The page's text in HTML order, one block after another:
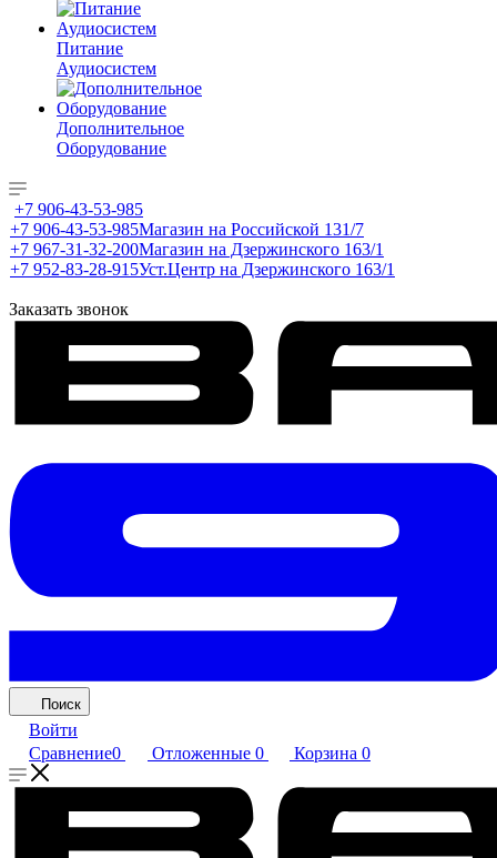
Питание
Аудиосистем
Дополнительное
Оборудование
+7 906-43-53-985
+7 906-43-53-985Магазин на Российской 131/7
+7 967-31-32-200Магазин на Дзержинского 163/1
+7 952-83-28-915Уст.Центр на Дзержинского 163/1
Заказать звонок
Поиск
Войти
Сравнение0 Отложенные 0 Корзина 0